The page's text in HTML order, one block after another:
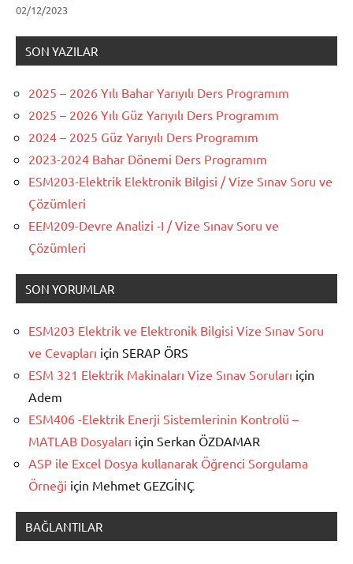
02/12/2023
SON YAZILAR
2025 – 2026 Yılı Bahar Yarıyılı Ders Programım
2025 – 2026 Yılı Güz Yarıyılı Ders Programım
2024 – 2025 Güz Yarıyılı Ders Programım
2023-2024 Bahar Dönemi Ders Programım
ESM203-Elektrik Elektronik Bilgisi / Vize Sınav Soru ve
Çözümleri
EEM209-Devre Analizi -I / Vize Sınav Soru ve
Çözümleri
SON YORUMLAR
ESM203 Elektrik ve Elektronik Bilgisi Vize Sınav Soru
ve Cevapları için SERAP ÖRS
ESM 321 Elektrik Makinaları Vize Sınav Soruları için
Adem
ESM406 -Elektrik Enerji Sistemlerinin Kontrolü –
MATLAB Dosyaları için Serkan ÖZDAMAR
ASP ile Excel Dosya kullanarak Öğrenci Sorgulama
Örneği için Mehmet GEZGİNÇ
BAĞLANTILAR